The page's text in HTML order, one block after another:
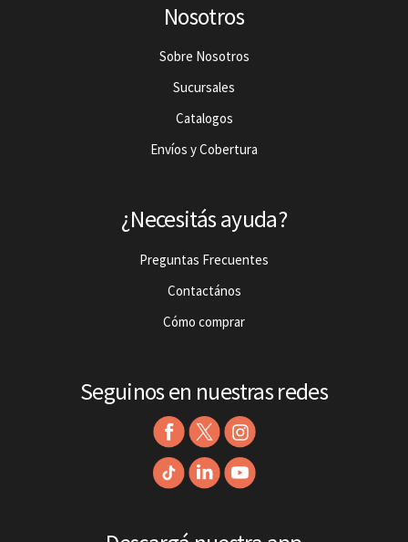
Nosotros
Sobre Nosotros
Sucursales
Catalogos
Envíos y Cobertura
¿Necesitás ayuda?
Preguntas Frecuentes
Contactános
Cómo comprar
Seguinos en nuestras redes